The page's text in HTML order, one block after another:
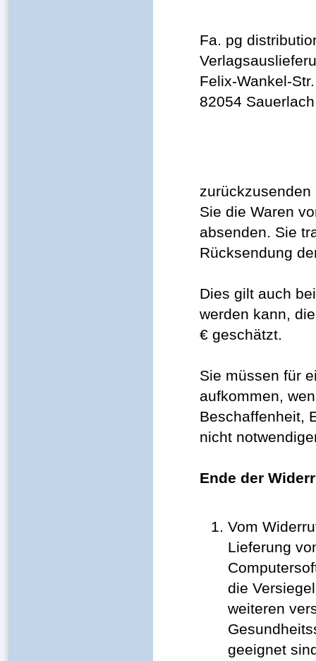
Fa. pg
Felix-Wankel-
82054 Sauerlach
Sie die Waren
absenden. Sie
Rücksendung
Dies gilt auch
werden kann,
€ geschätzt.
Sie müssen für
aufkommen,
Beschaffenheit,
nicht
Ende der
Vom
Lieferung
die
weiteren
geeignet